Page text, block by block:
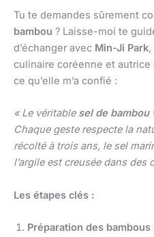
Tu te demandes sûrement
bambou ? Laisse-moi te
d’échanger avec Min-Ji Park
culinaire coréenne et autrice
ce qu’elle m’a confié :
« Le véritable sel de bambou
Chaque geste respecte la
récolté à trois ans, le sel
l’argile est creusée dans
Les étapes clés :
Préparation des bambous